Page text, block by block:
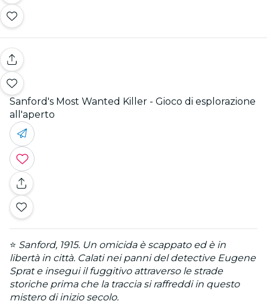
Sanford's Most Wanted Killer - Gioco di esplorazione
all'aperto
⭐ Sanford, 1915. Un omicida è scappato ed è in
libertà in città. Calati nei panni del detective Eugene
Sprat e insegui il fuggitivo attraverso le strade
storiche prima che la traccia si raffreddi in questo
mistero di inizio secolo.